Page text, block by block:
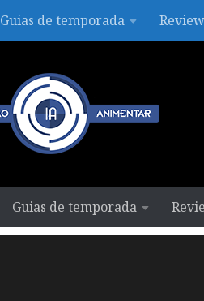
Guias de temporada
Guias de temporada